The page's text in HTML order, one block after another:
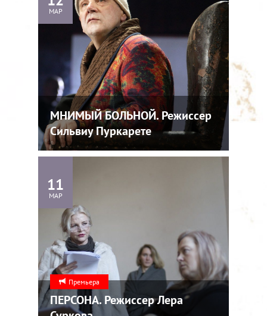
МАР
МНИМЫЙ БОЛЬНОЙ. Режиссер
Сильвиу Пуркарете
11
МАР
ПЕРСОНА. Режиссер Лера
Премьера